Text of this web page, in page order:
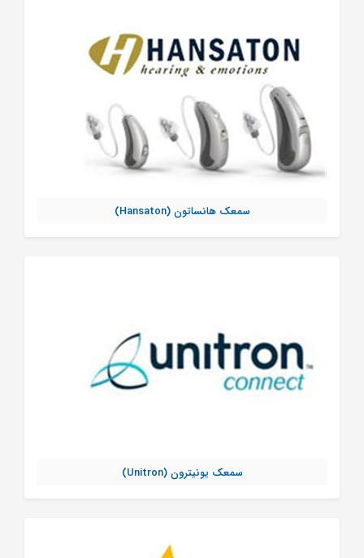
سمعک هانساتون (Hansaton)
سمعک یونیترون (Unitron)